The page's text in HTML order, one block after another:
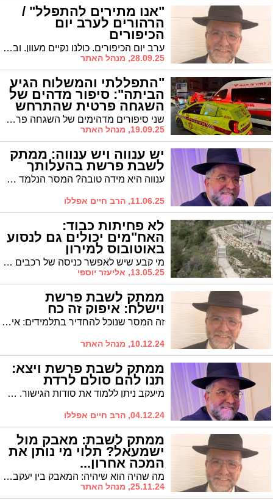
"אנו מתירים להתפלל" /
הרהורים לערב יום
הכיפורים
ערב יום הכיפורים. כולנו נקיים מעוון. ובדיוק אז אנו מתירים להתפלל עם העבריינים. מי הם?
28.09.25, מנהל האתר
"התפללתי והמשלוח הגיע
הביתה": סיפור מדהים של
השגחה פרטית שהתרחש
בעירנו שני סיפורים מדהימים של השגחה פרטית שהתרחשו השבוע בעירנו, ונשלחו למערכת בידי אחד הקוראים. אֲסַפְּרָה כָּל נִפְלְאוֹתֶיךָ
19.09.25, מנהל האתר
יש ענווה ויש ענווה: ממתק
לשבת פרשת בהעלותך
ענווה היא מידה טובה? המסר הנלמד מהפרשה. ומה בין ענוונה להערכה עצמית?
11.06.25, הרב חיים אפללו
לא פחיתות כבוד:
האח"מים יכולים גם לנסוע
באוטובוס למירון
מי קבע שיש לאפשר כניסה של רכבים פרטיים להר מירון? עם קצת מחשבה, חוסמים את ההר הרמטית לכניסת רכבים פרטיים, וגם האח"מים יעלו אל ההר באוטובוס / חושבים מחוץ לקופסא
13.05.25, אליעזר יוספי
ממתק לשבת פרשת
וישלח: איפוק זה כח
זה המסר שנוכל להחדיר בתלמידים: איפוק זו עוצמה!
10.12.24, מנהל האתר
ממתק לשבת פרשת ויצא:
תנו להם סולם לרדת
מיעקב ניתן ללמוד את סודות הגישור. תנו להם סולם לרדת, ואז תוכלו להשיג את המטרה אצל הילדים ובכלל
04.12.24, הרב חיים אפללו
ממתק לשבת: מאבק מול
ישמעאל? תלוי מי נותן את
המכה אחרון...
מה שהיה הוא שיהיה: המאבק בין יעקב לעשו הוא המאבק שאנו חווים היום מול שונאינו. מה נוכל ללמוד מהפרשה?
25.11.24, מנהל האתר